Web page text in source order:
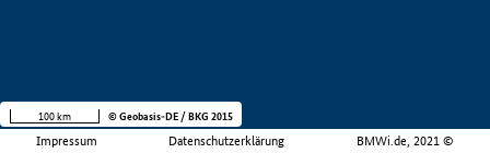
Impressum Datenschutzerklärung BMWi.de, 2021 ©
100 km © Geobasis-DE / BKG 2015